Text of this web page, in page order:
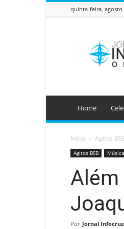
quinta-feira, agosto
Home
Início Agitos
Agitos BSB
Além
Por Jornal